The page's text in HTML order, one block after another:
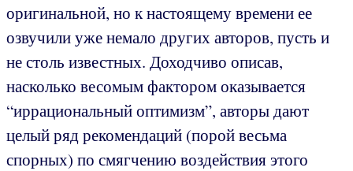
оригинальной, но к настоящему времени ее
озвучили уже немало других авторов, пусть и
не столь известных. Доходчиво описав,
насколько весомым фактором оказывается
“иррациональный оптимизм”, авторы дают
целый ряд рекомендаций (порой весьма
спорных) по смягчению воздействия этого